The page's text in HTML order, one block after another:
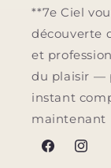
**7e Ciel
découverte
et
du plaisir —
instant
maintenant
Facebook